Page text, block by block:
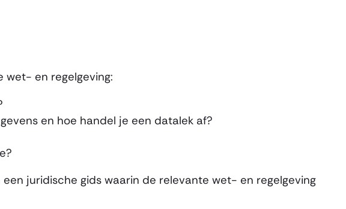
wet- en regelgeving:
en hoe handel je een datalek af?
juridische gids waarin de relevante wet- en regelgeving